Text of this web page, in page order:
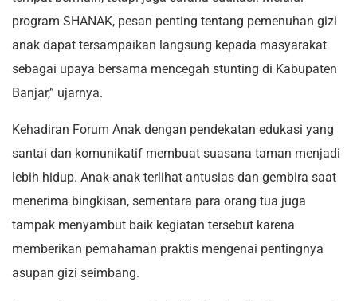
program SHANAK, pesan penting tentang pemenuhan gizi
anak dapat tersampaikan langsung kepada masyarakat
sebagai upaya bersama mencegah stunting di Kabupaten
Banjar,” ujarnya.
Kehadiran Forum Anak dengan pendekatan edukasi yang
santai dan komunikatif membuat suasana taman menjadi
lebih hidup. Anak-anak terlihat antusias dan gembira saat
menerima bingkisan, sementara para orang tua juga
tampak menyambut baik kegiatan tersebut karena
memberikan pemahaman praktis mengenai pentingnya
asupan gizi seimbang.